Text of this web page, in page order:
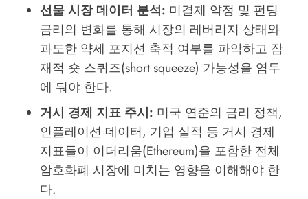
선물 시장 데이터 분석: 미결제 약정 및 펀딩
금리의 변화를 통해 시장의 레버리지 상태와
과도한 약세 포지션 축적 여부를 파악하고 잠
재적 숏 스퀴즈(short squeeze) 가능성을 염두
에 둬야 한다.
거시 경제 지표 주시: 미국 연준의 금리 정책,
인플레이션 데이터, 기업 실적 등 거시 경제
지표들이 이더리움(Ethereum)을 포함한 전체
암호화폐 시장에 미치는 영향을 이해해야 한
다.